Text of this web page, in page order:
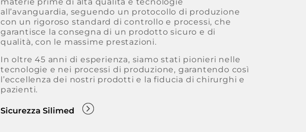
materie prime di alta qualità e tecnologie
all’avanguardia, seguendo un protocollo di produzione
con un rigoroso standard di controllo e processi, che
garantisce la consegna di un prodotto sicuro e di
qualità, con le massime prestazioni.
In oltre 45 anni di esperienza, siamo stati pionieri nelle
tecnologie e nei processi di produzione, garantendo così
l’eccellenza dei nostri prodotti e la fiducia di chirurghi e
pazienti.
Sicurezza Silimed